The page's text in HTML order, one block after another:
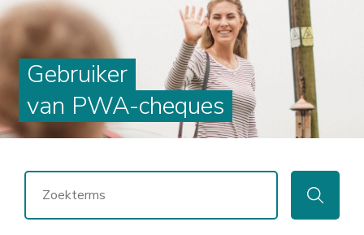
Gebruiker
van PWA-cheques
ZOEKEN